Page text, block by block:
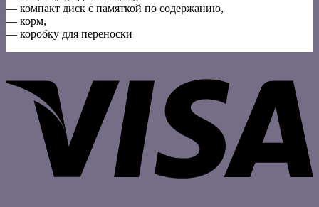
— компакт диск с памяткой по содержанию,
— корм,
— коробку для переноски